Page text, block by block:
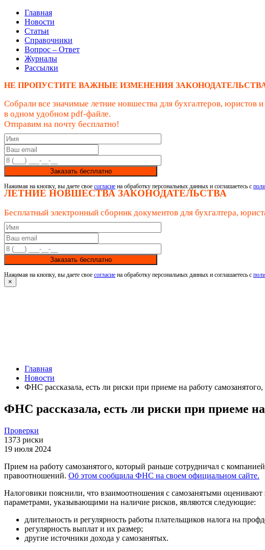
Главная
Новости
Статьи
Справочники
Вопрос – Ответ
Журналы
Рассылки
НЕ ПРОПУСТИТЕ ВАЖНЫЕ ИЗМЕНЕНИЯ
Собрали все значимые летние новшества для бухгалтеров, юристов
в одном удобном pdf-файле.
Отправим на почту бесплатно!
Заказать бесплатно
Нажимая на кнопку, вы даете свое согласие на обработку персональных данных и соглашаетесь с
ЛЕТНИЕ НОВШЕСТВА ЗАКОНОДАТЕЛЬСТВА
Бесплатный электронный сборник документов для бухгалтера,
Заказать бесплатно
Нажимая на кнопку, вы даете свое согласие на обработку персональных данных и соглашаетесь с
×
Главная
Новости
ФНС рассказала, есть ли риски при приеме на работу
ФНС рассказала, есть ли риски при приеме
Проверки
1373 риски
19 июля 2024
Прием на работу самозанятого, который раньше сотрудничал с
правоотношений. Об этом сообщила ФНС на своем официальном сайте.
Налоговики пояснили, что взаимоотношения с самозанятыми
параметрами, указывающими на наличие рисков, являются следующие:
длительность и регулярность работы плательщиков налога на
регулярность выплат и их размер;
другие источники дохода у самозанятых.